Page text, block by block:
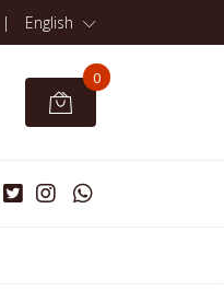
| English
0